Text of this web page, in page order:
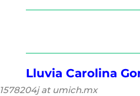
Lluvia Carolina
1578204j at umich.mx